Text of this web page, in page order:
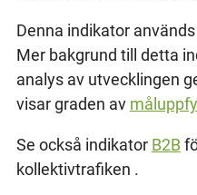
Denna indikator
Mer bakgrund till detta
analys av utvecklingen
visar graden av
Se också indikator B2B
kollektivtrafiken .